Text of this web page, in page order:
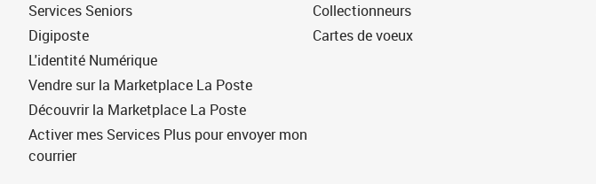
Services Seniors
Digiposte
L'identité Numérique
Vendre sur la Marketplace La Poste
Découvrir la Marketplace La Poste
Activer mes Services Plus pour envoyer mon
courrier
Collectionneurs
Cartes de voeux